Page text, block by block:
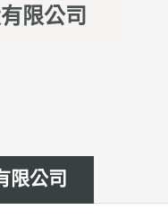
限公司
限公司